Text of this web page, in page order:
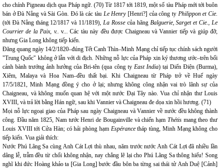
cho chính Pigneau dịch qua Pháp ngữ. (70) Từ 1817 tới 1819, một số tàu Pháp mới tới buôn
bán ở Đà Nẵng và Sài Gòn. Đó là các tàu Le Henry[Henri?] của công ty Philippon et Cie.
(tới Đà Nẵng tháng 12/1817 và 11/1819),La Rossecủa hãng Balguerie, Sarget et Cie.,Le
Courrier de la Paix, v..v... Các tàu này đều được Chaigneau và Vannier tiếp và giúp đỡ,
nhưng Gia Long không tiếp kiến.
Đăng quang ngày 14/2/1820–đúng Tết Canh Thìn–Minh Mạng chỉ tiếp tục chính sách người
"Trung Quốc" không ở lẫn với di địch. Những nỗ lực của Pháp xin ký thương ước–trên bối
cảnh bành trướng ảnh hưởng của Bri-tên (qua công ty East India) tại Diến Điện (Burma),
Xiêm, Malaya và Hoa Nam–đều thất bại. Khi Chaigneau từ Pháp trở về Huế ngày
17/5/1821, Minh Mạng đồng ý cho ở lại; nhưng không công nhận vai trò lãnh sự của
Chaigneau, và không muốn quan hệ với một nước Đại Tây nào. Vua chỉ nhận thư Louis
XVIII, và trả lời bằng Hán ngữ, sau khi Vannier và Chaigneau đe dọa xin hồi hương. (71)
Mọi nỗ lực ngoại giao của Pháp sau ngày Chaigneau và Vannier về nước đều không thành
công. Đầu năm 1825, Nam tước Henri de Bougainville và chiến hạm Thétismang theo thư
Louis XVIII tới Cửa Hàn; có hải phòng hạm Espérancetháp tùng, Minh Mạng không cho
tiếp kiến. Vua giải thích:
Nước Phú Lãng Sa cùng Anh Cát Lợi thù nhau, năm trước nước Anh Cát Lợi đã nhiều lần
dâng lễ, trẫm đều từ chối không nhận, nay chẳng lẽ lại cho Phú Lãng Sa thông hiếu! Song
nghĩ khi đức Hoàng khảo ta [Gia Long] bước đầu bôn ba từng sai thái tử Anh Duệ [Cảnh]